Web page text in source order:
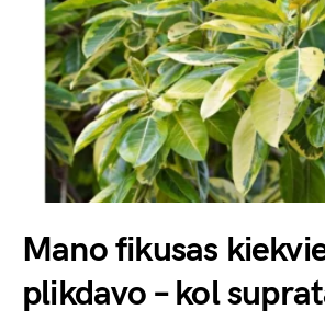
Mano fikusas
plikdavo – kol